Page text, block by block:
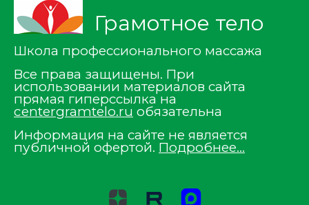
Грамотное тело
Школа профессионального массажа
Все права защищены. При
использовании материалов сайта
прямая гиперссылка на
centergramtelo.ru обязательна
Информация на сайте не является
публичной офертой. Подробнее…